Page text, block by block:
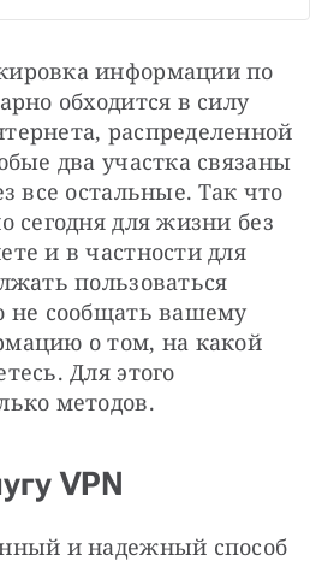
информации по
обходится в силу
распределенной
два участка связаны
все остальные. Так что
сегодня для жизни без
и в частности для
пользоваться
не сообщать вашему
о том, на какой
Для этого
методов.
VPN
и надежный способ